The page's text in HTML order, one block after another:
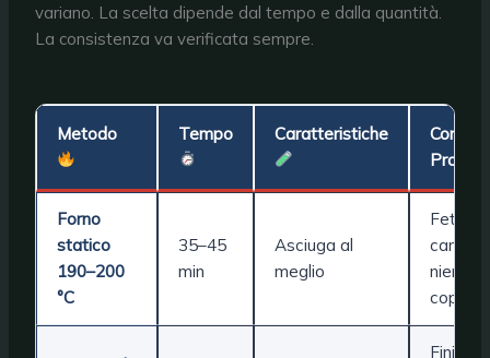
variano. La scelta dipende dal tempo e dalla quantità.
La consistenza va verificata sempre.
Metodo Tempo Caratteristiche
Pro
Forno
statico
190–200
°C
35–45
min
Asciuga al
meglio
Fette
carta,
niente
Finire 5